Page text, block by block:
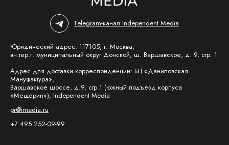
Telegram-канал Independent Media
Юридический адрес: 117105, г. Москва,
вн.тер.г. муниципальный округ Донской, ш. Варшавское, д. 9, стр. 1
Адрес для доставки корреспонденции: БЦ «Даниловская
Мануфактура»,
Варшавское шоссе, д.9, стр.1 (южный подъезд корпуса
«Мещерин»), Independent Media
pr@imedia.ru
+7 495 252-09-99